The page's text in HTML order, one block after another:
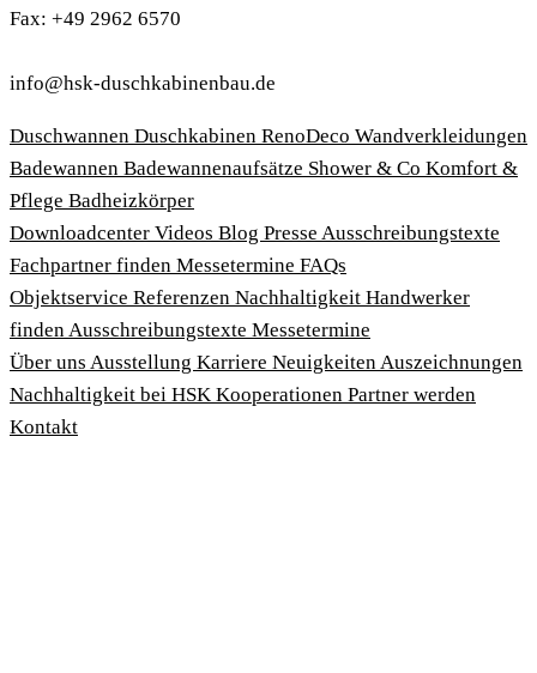
Fax: +49 2962 6570
info@hsk-duschkabinenbau.de
Duschwannen Duschkabinen RenoDeco Wandverkleidungen
Badewannen Badewannenaufsätze Shower & Co Komfort &
Pflege Badheizkörper
Download­center Videos Blog Presse Ausschreibungstexte
Fachpartner finden Messetermine FAQs
Objektservice Referenzen Nachhaltigkeit Handwerker
findenAusschreibungstexte Messetermine
Über uns Ausstellung Karriere NeuigkeitenAuszeichnungen
Nachhaltigkeit bei HSK Kooperationen Partner werden
Kontakt